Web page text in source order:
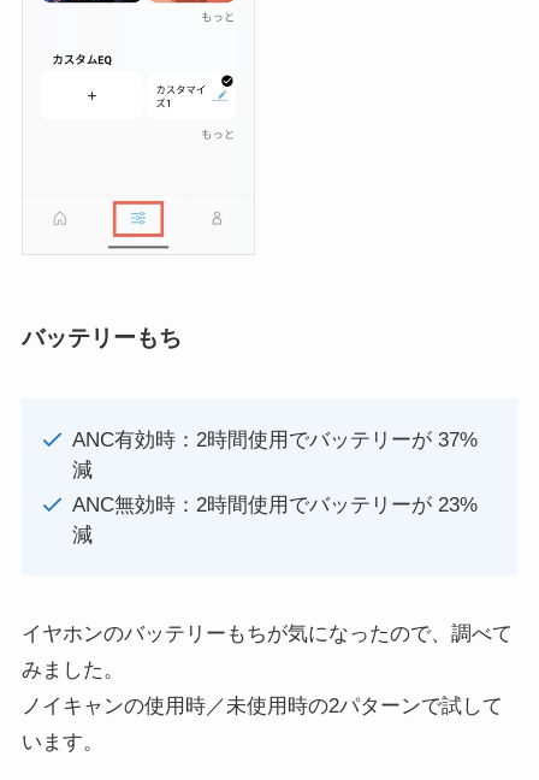
バッテリーもち
ANC有効時：2時間使用でバッテリーが 37%
減
ANC無効時：2時間使用でバッテリーが 23%
減
イヤホンのバッテリーもちが気になったので、調べて
みました。
ノイキャンの使用時／未使用時の2パターンで試して
います。